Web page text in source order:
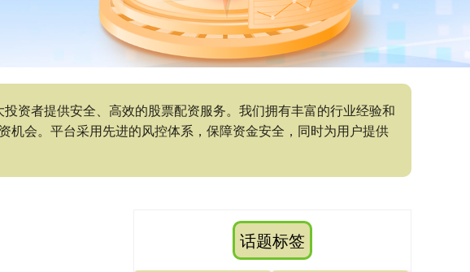
资者提供安全、高效的股票配资服务。我们拥有丰富的行业经验和
会。平台采用先进的风控体系，保障资金安全，同时为用户提供
话题标签